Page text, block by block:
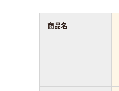
商品名